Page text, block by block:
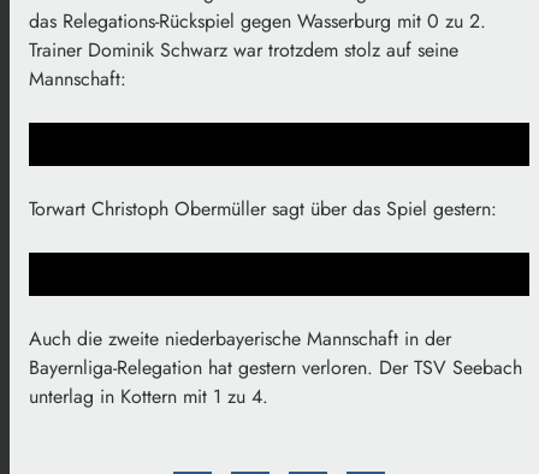
das Relegations-Rückspiel gegen Wasserburg mit 0 zu 2.
Trainer Dominik Schwarz war trotzdem stolz auf seine
Mannschaft:
Torwart Christoph Obermüller sagt über das Spiel gestern:
Auch die zweite niederbayerische Mannschaft in der
Bayernliga-Relegation hat gestern verloren. Der TSV Seebach
unterlag in Kottern mit 1 zu 4.